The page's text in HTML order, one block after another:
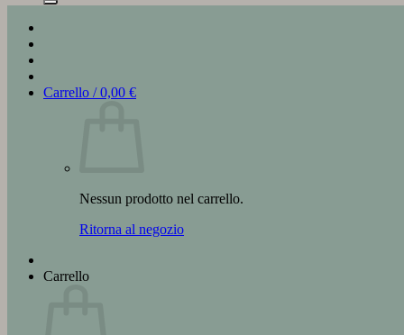
Carrello /0,00 €
Nessun prodotto nel carrello.
Ritorna al negozio
Carrello